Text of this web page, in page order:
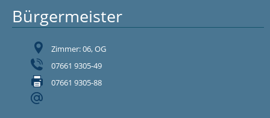
Bürgermeister
Zimmer: 06, OG
07661 9305-49
07661 9305-88